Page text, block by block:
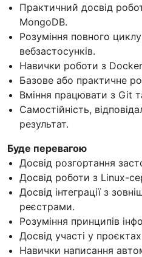
Практичний досвід
MongoDB.
Розуміння повного
вебзастосунків.
Навички роботи з
Базове або практичне
Вміння працювати з Git
Самостійність,
результат.
Буде перевагою
Досвід розгортання
Досвід роботи з Linux-
Досвід інтеграції з
реєстрами.
Розуміння принципів
Досвід участі у
Навички написання